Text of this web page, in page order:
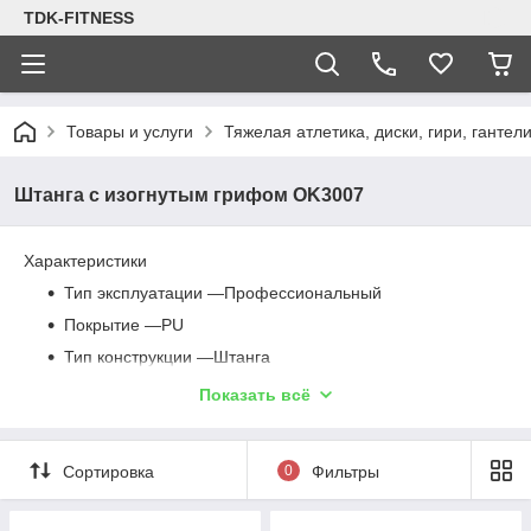
TDK-FITNESS
Товары и услуги Тяжелая атлетика, диски, гири, гантели
Штанга с изогнутым грифом OK3007
Характеристики
Тип эксплуатации —Профессиональный
Покрытие —PU
Тип конструкции —Штанга
Маркировка веса —Есть
Количество упаковочных мест —1
Показать всё
Сортировка 0 Фильтры